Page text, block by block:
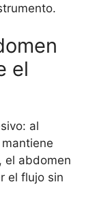
el
al
el abdomen
el flujo sin